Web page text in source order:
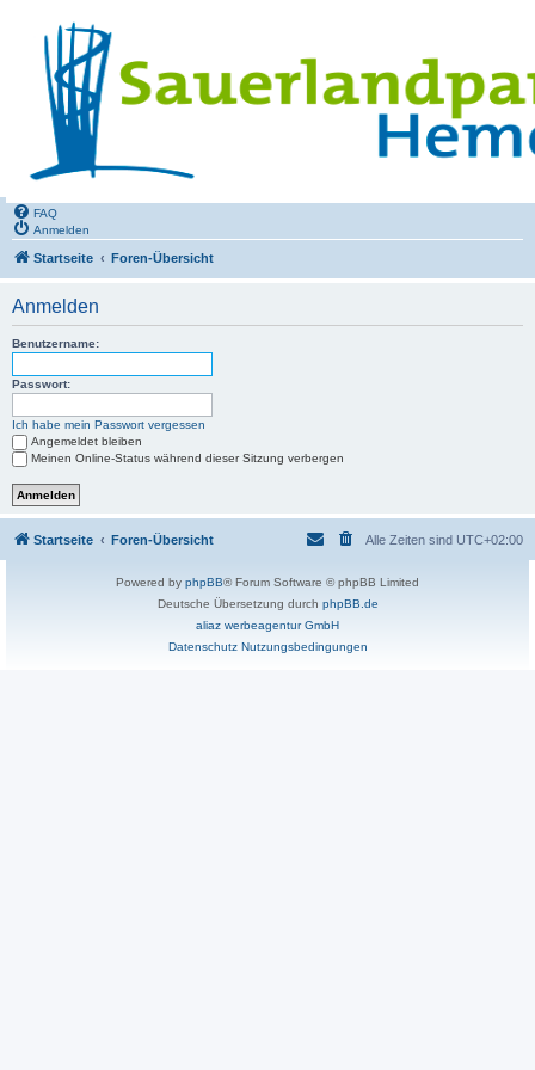
FAQ
Anmelden
Startseite Foren-Übersicht
Anmelden
Benutzername:
Passwort:
Ich habe mein Passwort vergessen
Angemeldet bleiben
Meinen Online-Status während dieser Sitzung verbergen
Startseite Foren-Übersicht Alle Zeiten sind UTC+02:00
Powered by phpBB® Forum Software © phpBB Limited
Deutsche Übersetzung durch phpBB.de
aliaz werbeagentur GmbH
Datenschutz Nutzungsbedingungen